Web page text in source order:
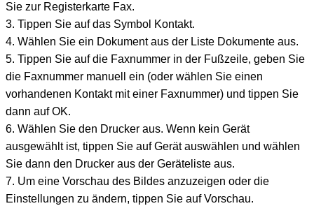
Sie zur Registerkarte Fax.
3. Tippen Sie auf das Symbol Kontakt.
4. Wählen Sie ein Dokument aus der Liste Dokumente aus.
5. Tippen Sie auf die Faxnummer in der Fußzeile, geben Sie
die Faxnummer manuell ein (oder wählen Sie einen
vorhandenen Kontakt mit einer Faxnummer) und tippen Sie
dann auf OK.
6. Wählen Sie den Drucker aus. Wenn kein Gerät
ausgewählt ist, tippen Sie auf Gerät auswählen und wählen
Sie dann den Drucker aus der Geräteliste aus.
7. Um eine Vorschau des Bildes anzuzeigen oder die
Einstellungen zu ändern, tippen Sie auf Vorschau.